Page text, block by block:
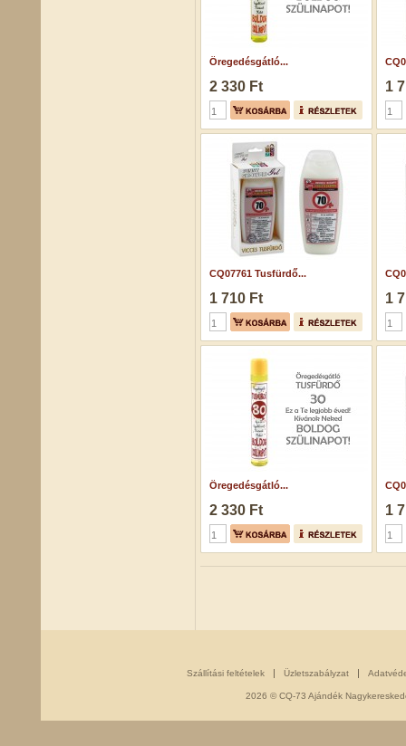
Öregedésgátló...
2 330 Ft 1
CQ07761 Tusfürdő...
1 710 Ft 1
Öregedésgátló...
2 330 Ft 1
Szállítási feltételek Üzletszabályzat
2026 © CQ-73 Ajándék